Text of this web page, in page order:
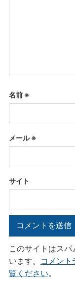
名前 ※
メール※
サイト
このサイトはス
います。
コメン
覧ください。